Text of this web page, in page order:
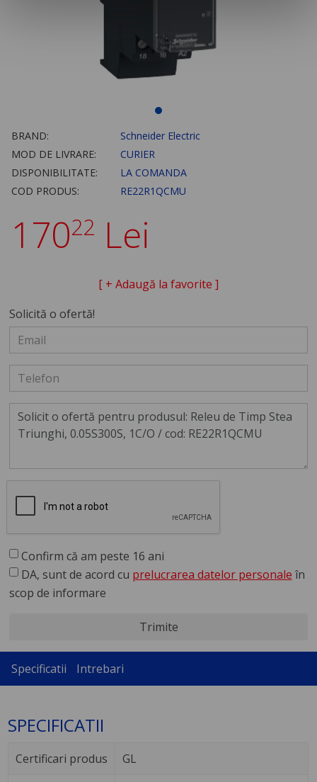
BRAND:
Schneider Electric
MOD DE LIVRARE:
CURIER
DISPONIBILITATE:
LA COMANDA
COD PRODUS:
RE22R1QCMU
17022 Lei
[ + Adaugă la favorite ]
Solicită o ofertă!
Confirm că am peste 16 ani
DA, sunt de acord cu prelucrarea datelor personale în
scop de informare
Trimite
Specificatii Intrebari
SPECIFICATII
Certificari produs GL